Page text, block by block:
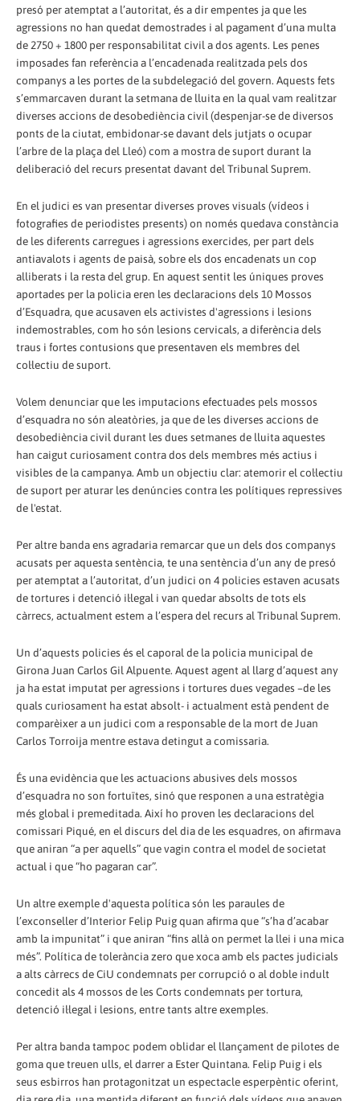
presó per atemptat a l’autoritat, és a dir empentes ja que les
agressions no han quedat demostrades i al pagament d’una multa
de 2750 + 1800 per responsabilitat civil a dos agents. Les penes
imposades fan referència a l’encadenada realitzada pels dos
companys a les portes de la subdelegació del govern. Aquests fets
s’emmarcaven durant la setmana de lluita en la qual vam realitzar
diverses accions de desobediència civil (despenjar-se de diversos
ponts de la ciutat, embidonar-se davant dels jutjats o ocupar
l’arbre de la plaça del Lleó) com a mostra de suport durant la
deliberació del recurs presentat davant del Tribunal Suprem.
En el judici es van presentar diverses proves visuals (vídeos i
fotografies de periodistes presents) on només quedava constància
de les diferents carregues i agressions exercides, per part dels
antiavalots i agents de paisà, sobre els dos encadenats un cop
alliberats i la resta del grup. En aquest sentit les úniques proves
aportades per la policia eren les declaracions dels 10 Mossos
d’Esquadra, que acusaven els activistes d'agressions i lesions
indemostrables, com ho són lesions cervicals, a diferència dels
traus i fortes contusions que presentaven els membres del
col·lectiu de suport.
Volem denunciar que les imputacions efectuades pels mossos
d’esquadra no són aleatòries, ja que de les diverses accions de
desobediència civil durant les dues setmanes de lluita aquestes
han caigut curiosament contra dos dels membres més actius i
visibles de la campanya. Amb un objectiu clar: atemorir el col·lectiu
de suport per aturar les denúncies contra les polítiques repressives
de l'estat.
Per altre banda ens agradaria remarcar que un dels dos companys
acusats per aquesta sentència, te una sentència d’un any de presó
per atemptat a l’autoritat, d’un judici on 4 policies estaven acusats
de tortures i detenció il·legal i van quedar absolts de tots els
càrrecs, actualment estem a l’espera del recurs al Tribunal Suprem.
Un d’aquests policies és el caporal de la policia municipal de
Girona Juan Carlos Gil Alpuente. Aquest agent al llarg d’aquest any
ja ha estat imputat per agressions i tortures dues vegades –de les
quals curiosament ha estat absolt- i actualment està pendent de
comparèixer a un judici com a responsable de la mort de Juan
Carlos Torroija mentre estava detingut a comissaria.
És una evidència que les actuacions abusives dels mossos
d’esquadra no son fortuïtes, sinó que responen a una estratègia
més global i premeditada. Així ho proven les declaracions del
comissari Piqué, en el discurs del dia de les esquadres, on afirmava
que aniran “a per aquells” que vagin contra el model de societat
actual i que “ho pagaran car”.
Un altre exemple d'aquesta política són les paraules de
l’exconseller d’Interior Felip Puig quan afirma que “s’ha d’acabar
amb la impunitat” i que aniran “fins allà on permet la llei i una mica
més”. Política de tolerància zero que xoca amb els pactes judicials
a alts càrrecs de CiU condemnats per corrupció o al doble indult
concedit als 4 mossos de les Corts condemnats per tortura,
detenció il·legal i lesions, entre tants altre exemples.
Per altra banda tampoc podem oblidar el llançament de pilotes de
goma que treuen ulls, el darrer a Ester Quintana. Felip Puig i els
seus esbirros han protagonitzat un espectacle esperpèntic oferint,